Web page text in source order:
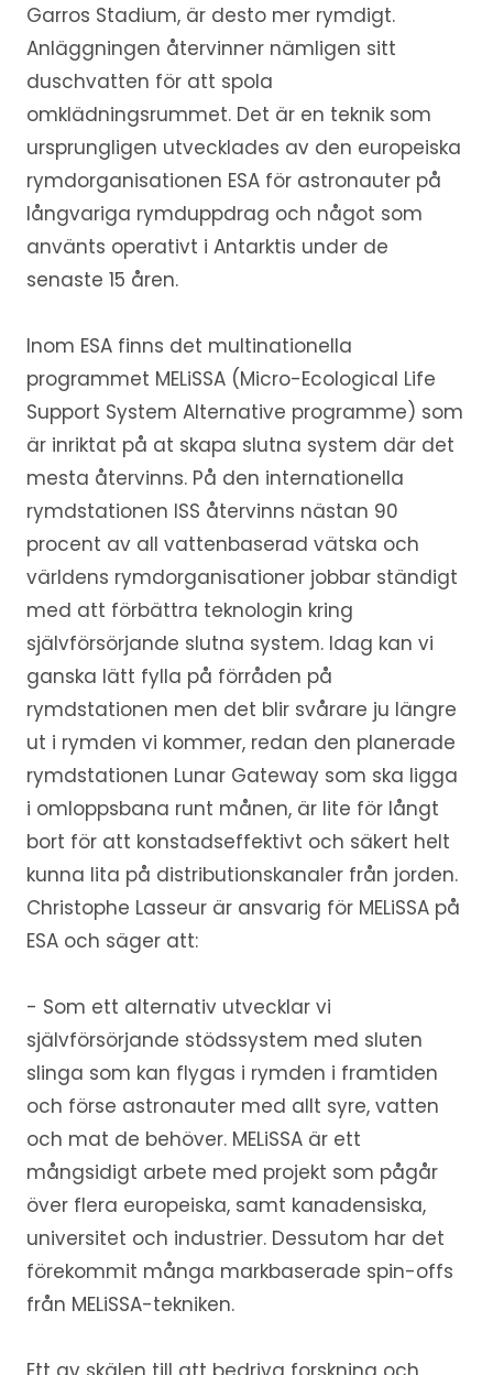
Garros Stadium, är desto mer rymdigt.
Anläggningen återvinner nämligen sitt
duschvatten för att spola
omklädningsrummet. Det är en teknik som
ursprungligen utvecklades av den europeiska
rymdorganisationen ESA för astronauter på
långvariga rymduppdrag och något som
använts operativt i Antarktis under de
senaste 15 åren.
Inom ESA finns det multinationella
programmet MELiSSA (Micro-Ecological Life
Support System Alternative programme) som
är inriktat på at skapa slutna system där det
mesta återvinns. På den internationella
rymdstationen ISS återvinns nästan 90
procent av all vattenbaserad vätska och
världens rymdorganisationer jobbar ständigt
med att förbättra teknologin kring
självförsörjande slutna system. Idag kan vi
ganska lätt fylla på förråden på
rymdstationen men det blir svårare ju längre
ut i rymden vi kommer, redan den planerade
rymdstationen Lunar Gateway som ska ligga
i omloppsbana runt månen, är lite för långt
bort för att konstadseffektivt och säkert helt
kunna lita på distributionskanaler från jorden.
Christophe Lasseur är ansvarig för MELiSSA på
ESA och säger att:
- Som ett alternativ utvecklar vi
självförsörjande stödssystem med sluten
slinga som kan flygas i rymden i framtiden
och förse astronauter med allt syre, vatten
och mat de behöver. MELiSSA är ett
mångsidigt arbete med projekt som pågår
över flera europeiska, samt kanadensiska,
universitet och industrier. Dessutom har det
förekommit många markbaserade spin-offs
från MELiSSA-tekniken.